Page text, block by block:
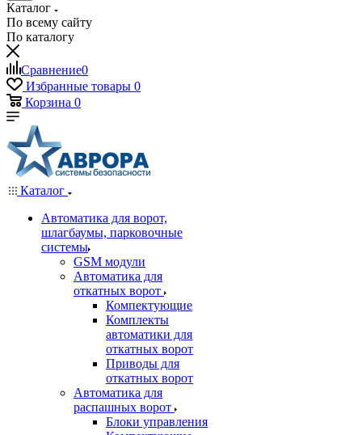
Каталог
По всему сайту
По каталогу
Сравнение0
Избранные товары 0
Корзина 0
Каталог
Автоматика для ворот,
шлагбаумы, парковочные
системы
GSM модули
Автоматика для
откатных ворот
Компектующие
Комплекты
автоматики для
откатных ворот
Приводы для
откатных ворот
Автоматика для
распашных ворот
Блоки управления